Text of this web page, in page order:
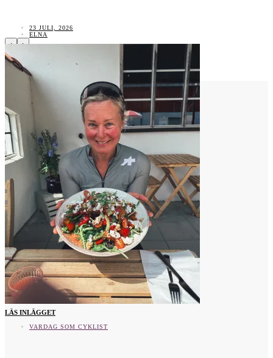
23 JULI, 2026
ELNA
LÄS INLÄGGET
VARDAG SOM CYKLIST
‹ ›
Vad tycker du?